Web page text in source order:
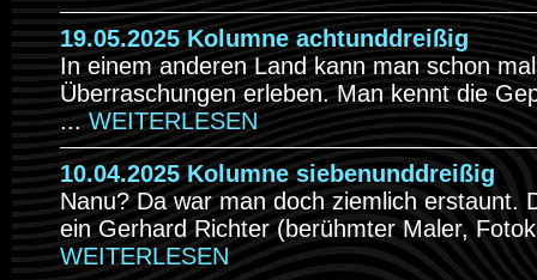
19.05.2025 Kolumne achtunddreißig
In einem anderen Land kann man schon
Überraschungen erleben. Man kennt die
...WEITERLESEN
10.04.2025 Kolumne siebenunddreißig
Nanu? Da war man doch ziemlich erstaunt.
ein Gerhard Richter (berühmter Maler,
WEITERLESEN